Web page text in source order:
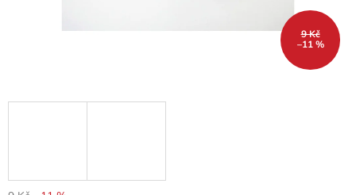
9 Kč
–11 %